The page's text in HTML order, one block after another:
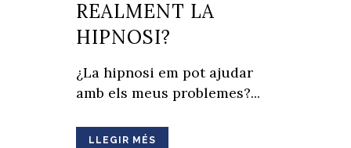
REALMENT LA
HIPNOSI?
¿La hipnosi em pot ajudar
amb els meus problemes?...
LLEGIR MÉS